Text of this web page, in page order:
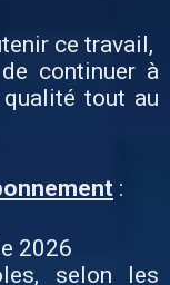
ce travail,
continuer à
tout au
:
2026
selon les